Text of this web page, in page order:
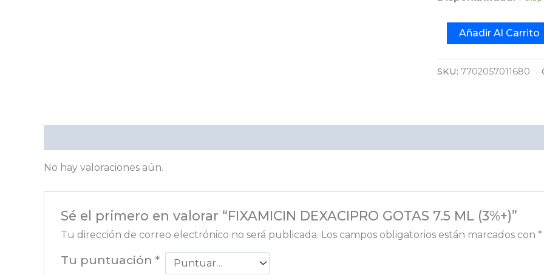
Añadir Al Carrito
SKU: 7702057011680
No hay valoraciones aún.
Sé el primero en valorar “FIXAMICIN DEXACIPRO GOTAS 7.5 ML (3%+)”
Tu dirección de correo electrónico no será publicada. Los campos obligatorios están marcados con *
Tu puntuación *